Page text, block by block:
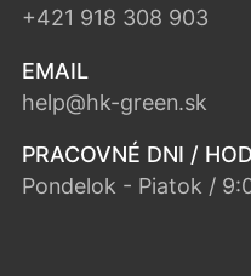
+421 918 308 903
EMAIL
help@hk-green.sk
PRACOVNÉ DNI /
Pondelok - Piatok /